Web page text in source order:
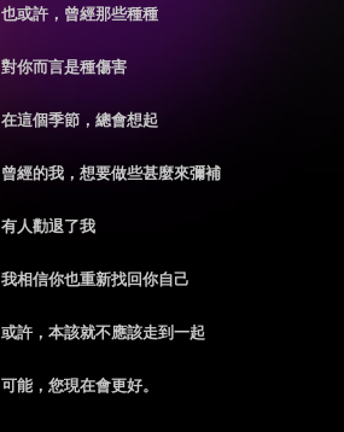
也或許，曾經那些種種
對你而言是種傷害
在這個季節，總會想起
曾經的我，想要做些甚麼來彌補
有人勸退了我
我相信你也重新找回你自己
或許，本該就不應該走到一起
可能，您現在會更好。